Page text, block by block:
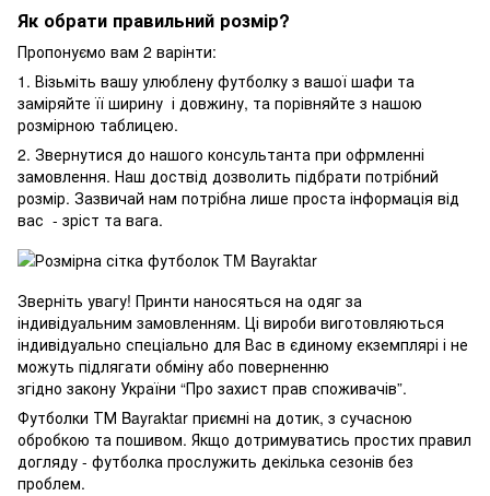
Як обрати правильний розмір?
Пропонуємо вам 2 варінти:
1. Візьміть вашу улюблену футболку з вашої шафи та
заміряйте її ширину і довжину, та порівняйте з нашою
розмірною таблицею.
2. Звернутися до нашого консультанта при офрмленні
замовлення. Наш доствід дозволить підбрати потрібний
розмір. Зазвичай нам потрібна лише проста інформація від
вас - зріст та вага.
Зверніть увагу! Принти наносяться на одяг за
індивідуальним замовленням. Ці вироби виготовляються
індивідуально спеціально для Вас в єдиному екземплярі і не
можуть підлягати обміну або поверненню
згідно закону України “Про захист прав споживачів”.
Футболки ТМ Bayraktar приємні на дотик, з сучасною
обробкою та пошивом. Якщо дотримуватись простих правил
догляду - футболка прослужить декілька сезонів без
проблем.